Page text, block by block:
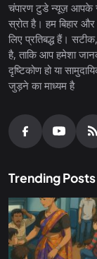
चंपारण टुडे न्यूज़ आपके
स्रोत है। हम बिहार
लिए प्रतिबद्ध हैं।
है, ताकि आप हमेशा
दृष्टिकोण हो या
जुड़ने का माध्यम है
Trending Posts